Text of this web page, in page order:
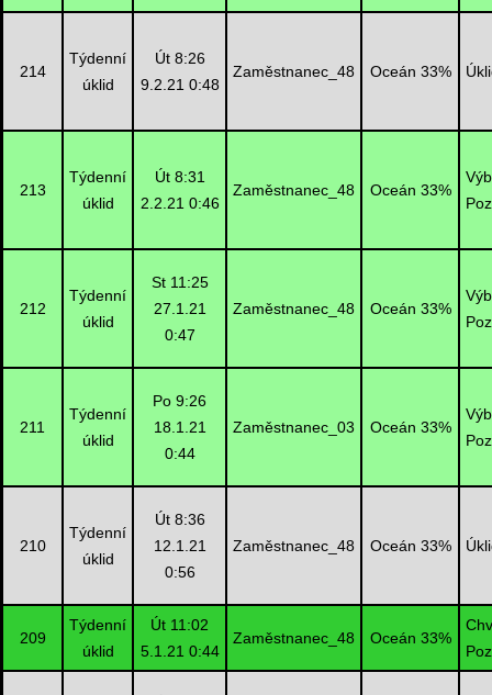
214
Týdenní
úklid
Út 8:26
9.2.21 0:48
Zaměstnanec_48 Oceán 33%
213
Týdenní
úklid
Út 8:31
2.2.21 0:46
Zaměstnanec_48 Oceán 33%
212
Týdenní
úklid
St 11:25
27.1.21
0:47
Zaměstnanec_48 Oceán 33%
211
Týdenní
úklid
Po 9:26
18.1.21
0:44
Zaměstnanec_03 Oceán 33%
210
Týdenní
úklid
Út 8:36
12.1.21
0:56
Zaměstnanec_48 Oceán 33%
209
Týdenní
úklid
Út 11:02
5.1.21 0:44
Zaměstnanec_48 Oceán 33%